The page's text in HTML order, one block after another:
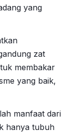
yang
zat
membakar
yang baik,
manfaat dari
hanya tubuh